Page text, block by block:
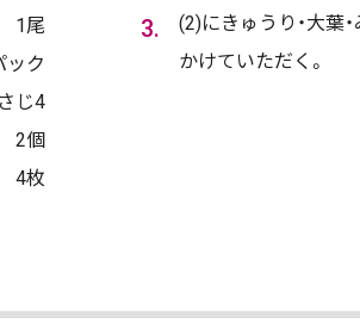
1尾
ック
じ4
2個
4枚
(2)にきゅうり・大葉
かけていただく。